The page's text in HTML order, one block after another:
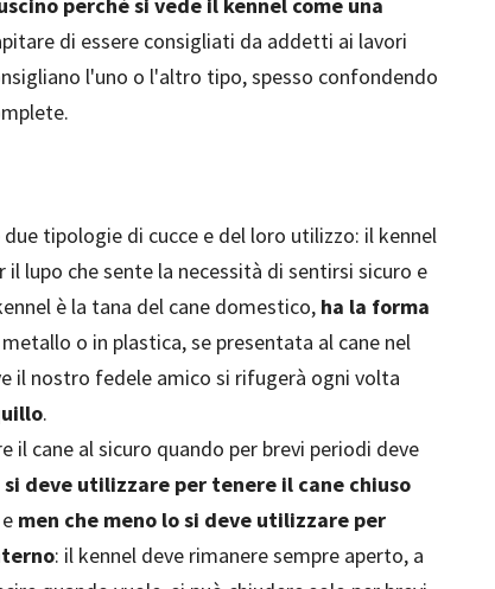
di essere consigliati da addetti ai lavori
l'uno o l'altro tipo, spesso confondendo
tipologie di cucce e del loro utilizzo: il kennel
lupo che sente la necessità di sentirsi sicuro e
è la tana del cane domestico, ha la forma
o in plastica, se presentata al cane nel
il nostro fedele amico si rifugerà ogni volta
.
il cane al sicuro quando per brevi periodi deve
si deve utilizzare per tenere il cane chiuso
men che meno lo si deve utilizzare per
: il kennel deve rimanere sempre aperto, a